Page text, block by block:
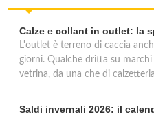
Calze e collant in outlet: la
L'outlet è terreno di caccia
giorni. Qualche dritta su marchi
vetrina, da una che di
Saldi invernali 2026: il